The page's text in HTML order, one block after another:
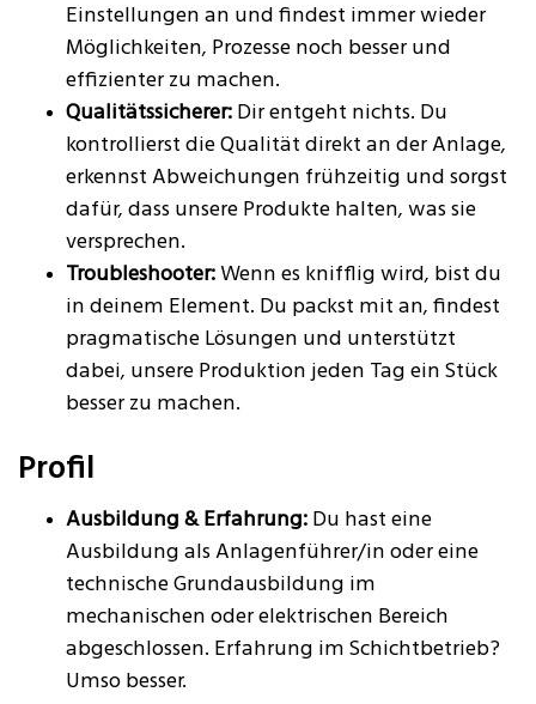
Einstellungen an und findest immer wieder
Möglichkeiten, Prozesse noch besser und
effizienter zu machen.
Qualitätssicherer: Dir entgeht nichts. Du
kontrollierst die Qualität direkt an der Anlage,
erkennst Abweichungen frühzeitig und sorgst
dafür, dass unsere Produkte halten, was sie
versprechen.
Troubleshooter: Wenn es knifflig wird, bist du
in deinem Element. Du packst mit an, findest
pragmatische Lösungen und unterstützt
dabei, unsere Produktion jeden Tag ein Stück
besser zu machen.
Profil
Ausbildung & Erfahrung: Du hast eine
Ausbildung als Anlagenführer/in oder eine
technische Grundausbildung im
mechanischen oder elektrischen Bereich
abgeschlossen. Erfahrung im Schichtbetrieb?
Umso besser.